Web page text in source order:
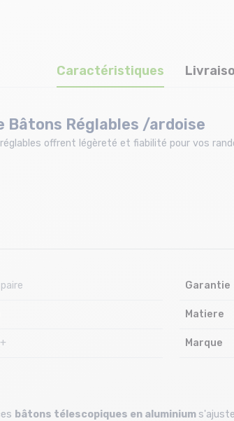
Caractéristiques
Bâtons Réglables /ardoise
offrent légèreté et fiabilité pour vos
Garantie
Matiere
Marque
bâtons télescopiques en aluminium